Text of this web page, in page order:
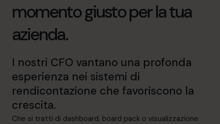
momento giusto per la tua
azienda.
I nostri CFO vantano una profonda
esperienza nei sistemi di
rendicontazione che favoriscono la
crescita.
Che si tratti di dashboard, board pack o visualizzazione